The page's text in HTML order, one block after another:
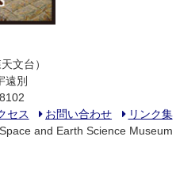
文台）
遠別
セス お問い合わせ
リンク集
and Earth Science Museum